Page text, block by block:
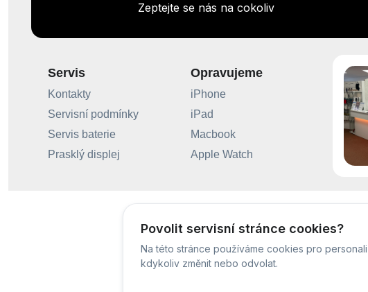
Povolit servisní stránce cookies?
Na této stránce používáme cookies pro
kdykoliv změnit nebo odvolat.
Zeptejte se nás na cokoliv
Servis
Kontakty
Servisní podmínky
Servis baterie
Prasklý displej
Opravujeme
iPhone
iPad
Macbook
Apple Watch